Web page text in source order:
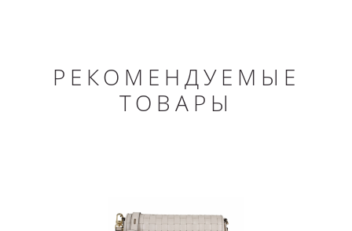
РЕКОМЕНДУЕМЫЕ
ТОВАРЫ